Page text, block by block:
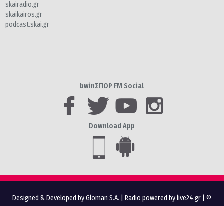
skairadio.gr
skaikairos.gr
podcast.skai.gr
bwinΣΠΟΡ FM Social
Download App
Designed & Developed by Gloman S.A. Radio powered by live24.gr | ©